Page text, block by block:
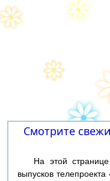
Смотрите
На этой странице
выпусков